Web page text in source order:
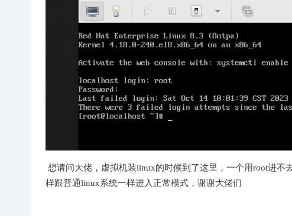
想请问大佬，虚拟机装linux的时候到了这里，一个用root进不
样跟普通linux系统一样进入正常模式，谢谢大佬们